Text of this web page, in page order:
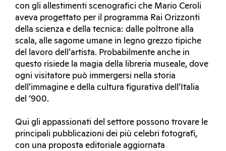
con gli allestimenti scenografici che Mario Ceroli
aveva progettato per il programma Rai Orizzonti
della scienza e della tecnica: dalle poltrone alla
scala, alle sagome umane in legno grezzo tipiche
del lavoro dell’artista. Probabilmente anche in
questo risiede la magia della libreria museale, dove
ogni visitatore può immergersi nella storia
dell’immagine e della cultura figurativa dell’Italia
del ‘900.
Qui gli appassionati del settore possono trovare le
principali pubblicazioni dei più celebri fotografi,
con una proposta editoriale aggiornata